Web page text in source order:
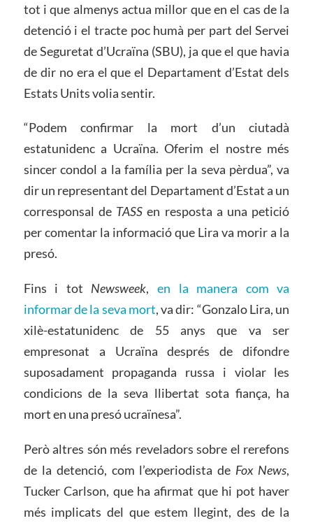
tot i que almenys actua millor que en el cas de la
detenció i el tracte poc humà per part del Servei
de Seguretat d’Ucraïna (SBU), ja que el que havia
de dir no era el que el Departament d’Estat dels
Estats Units volia sentir.
“Podem confirmar la mort d’un ciutadà
estatunidenc a Ucraïna. Oferim el nostre més
sincer condol a la família per la seva pèrdua”, va
dir un representant del Departament d’Estat a un
corresponsal de TASS en resposta a una petició
per comentar la informació que Lira va morir a la
presó.
Fins i tot Newsweek,en la manera com va
informar de la seva mort, va dir: “Gonzalo Lira, un
xilè-estatunidenc de 55 anys que va ser
empresonat a Ucraïna després de difondre
suposadament propaganda russa i violar les
condicions de la seva llibertat sota fiança, ha
mort en una presó ucraïnesa”.
Però altres són més reveladors sobre el rerefons
de la detenció, com l’experiodista de Fox News,
Tucker Carlson, que ha afirmat que hi pot haver
més implicats del que estem llegint, des de la